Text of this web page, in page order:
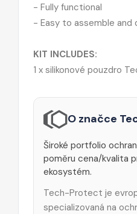
- Fully functional
- Easy to assemble and
KIT INCLUDES:
1 x silikonové pouzdro
O značce
Široké portfolio
poměru cena/kvalita
ekosystém.
Tech-Protect je
specializovaná na